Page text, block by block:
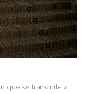
que se transmite a